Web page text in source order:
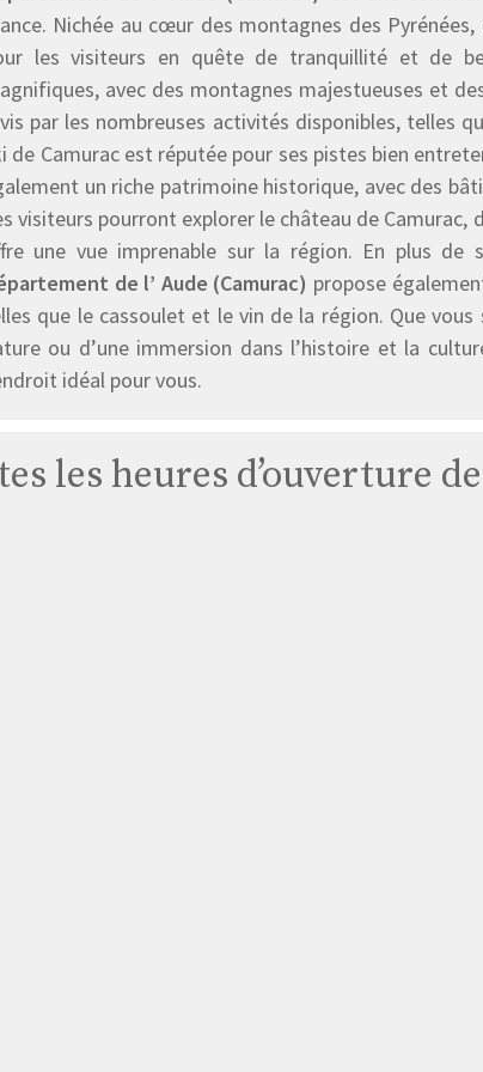
Nichée au cœur des montagnes des
les visiteurs en quête de tranquillité et de
avec des montagnes majestueuses et
par les nombreuses activités disponibles, telles
de Camurac est réputée pour ses pistes bien
un riche patrimoine historique, avec des
visiteurs pourront explorer le château de
une vue imprenable sur la région. En plus
de l’ Aude (Camurac) propose
que le cassoulet et le vin de la région. Que
ou d’une immersion dans l’histoire et la
idéal pour vous.
les heures d’ouverture